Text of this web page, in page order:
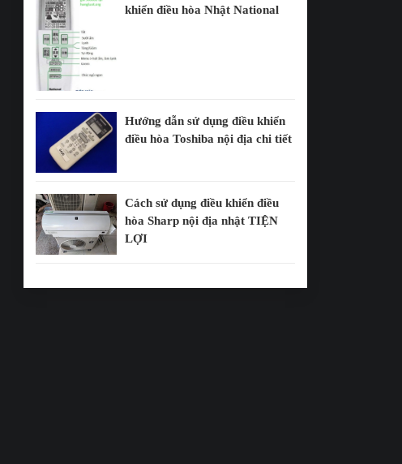
khiển điều hòa Nhật National
Hướng dẫn sử dụng điều khiển
điều hòa Toshiba nội địa chi tiết
Cách sử dụng điều khiển điều
hòa Sharp nội địa nhật TIỆN
LỢI